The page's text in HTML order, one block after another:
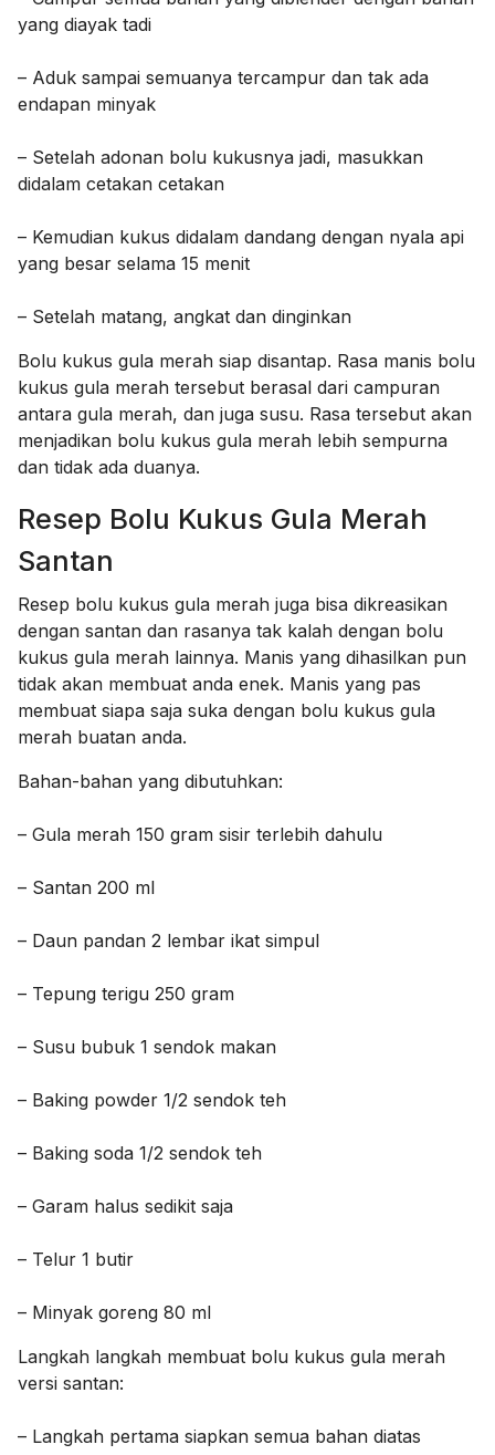
yang diayak tadi
– Aduk sampai semuanya tercampur dan tak ada
endapan minyak
– Setelah adonan bolu kukusnya jadi, masukkan
didalam cetakan cetakan
– Kemudian kukus didalam dandang dengan nyala api
yang besar selama 15 menit
– Setelah matang, angkat dan dinginkan
Bolu kukus gula merah siap disantap. Rasa manis bolu
kukus gula merah tersebut berasal dari campuran
antara gula merah, dan juga susu. Rasa tersebut akan
menjadikan bolu kukus gula merah lebih sempurna
dan tidak ada duanya.
Resep Bolu Kukus Gula Merah
Santan
Resep bolu kukus gula merah juga bisa dikreasikan
dengan santan dan rasanya tak kalah dengan bolu
kukus gula merah lainnya. Manis yang dihasilkan pun
tidak akan membuat anda enek. Manis yang pas
membuat siapa saja suka dengan bolu kukus gula
merah buatan anda.
Bahan-bahan yang dibutuhkan:
– Gula merah 150 gram sisir terlebih dahulu
– Santan 200 ml
– Daun pandan 2 lembar ikat simpul
– Tepung terigu 250 gram
– Susu bubuk 1 sendok makan
– Baking powder 1/2 sendok teh
– Baking soda 1/2 sendok teh
– Garam halus sedikit saja
– Telur 1 butir
– Minyak goreng 80 ml
Langkah langkah membuat bolu kukus gula merah
versi santan:
– Langkah pertama siapkan semua bahan diatas